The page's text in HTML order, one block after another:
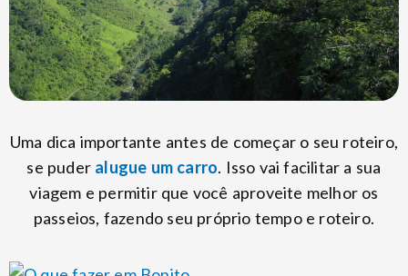
Uma dica importante antes de começar o seu roteiro,
se puder alugue um carro. Isso vai facilitar a sua
viagem e permitir que você aproveite melhor os
passeios, fazendo seu próprio tempo e roteiro.